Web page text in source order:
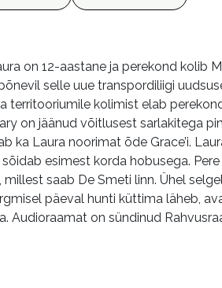
on 12-aastane ja perekond kolib
selle uue transpordiliigi
territooriumile kolimist elab
on jäänud võitlusest sarlakitega
ka Laura noorimat õde Grace’i.
esimest korda hobusega.
saab De Smeti linn. Ühel
päeval hunti küttima läheb,
Audioraamat on sündinud